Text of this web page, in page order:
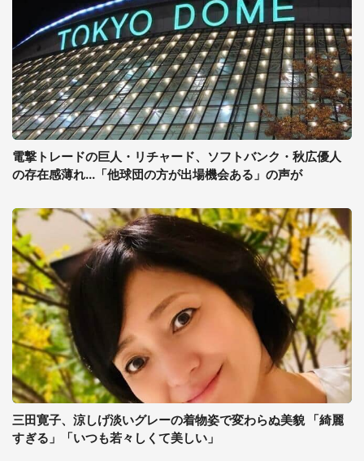
電撃トレードの巨人・リチャード、ソフトバンク・秋広優人
の存在感薄れ...「他球団の方が出場機会ある」の声が
三田寛子、涼しげ淡いグレーの着物姿で変わらぬ美貌 「綺麗
すぎる」「いつも若々しくて美しい」